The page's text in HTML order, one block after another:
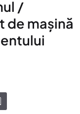
/
de mașină